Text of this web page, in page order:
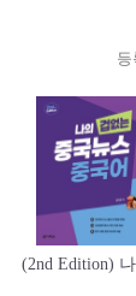
등
(2nd Edition)